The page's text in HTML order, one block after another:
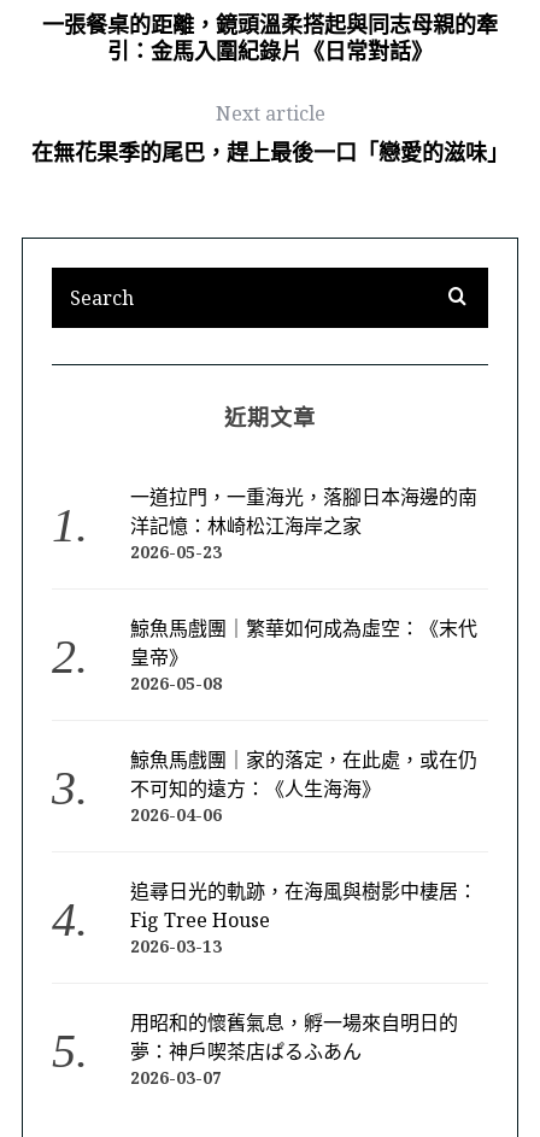
一張餐桌的距離，鏡頭溫柔搭起與同志母親的牽
引：金馬入圍紀錄片《日常對話》
Next article
在無花果季的尾巴，趕上最後一口「戀愛的滋味」
近期文章
一道拉門，一重海光，落腳日本海邊的南
洋記憶：林崎松江海岸之家
2026-05-23
鯨魚馬戲團｜繁華如何成為虛空：《末代
皇帝》
2026-05-08
鯨魚馬戲團｜家的落定，在此處，或在仍
不可知的遠方：《人生海海》
2026-04-06
追尋日光的軌跡，在海風與樹影中棲居：
Fig Tree House
2026-03-13
用昭和的懷舊氣息，孵一場來自明日的
夢：神戶喫茶店ぱるふあん
2026-03-07